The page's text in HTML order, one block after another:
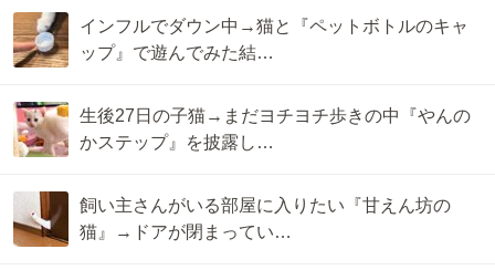
インフルでダウン中→猫と『ペットボトルのキャ
ップ』で遊んでみた結…
生後27日の子猫→まだヨチヨチ歩きの中『やんの
かステップ』を披露し…
飼い主さんがいる部屋に入りたい『甘えん坊の
猫』→ドアが閉まってい…